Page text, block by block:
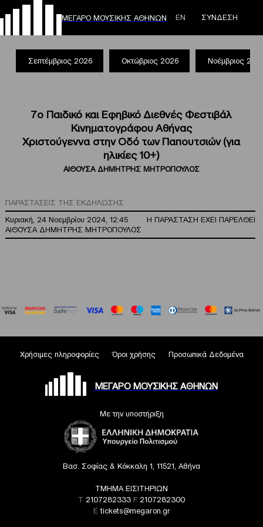
ΜΕΓΑΡΟ ΜΟΥΣΙΚΗΣ ΑΘΗΝΩΝ ΕΝ ΣΥΝΔΕΣΗ
Σεπτέμβριος 2026 Οκτώβριος 2026 Νοέμβριος
7ο Παιδικό και Εφηβικό Διεθνές Φεστιβάλ
Κινηματογράφου Αθήνας
Χριστούγεννα στην Οδό των Παπουτσιών (για
ηλικίες 10+)
ΑΙΘΟΥΣΑ ΔΗΜΗΤΡΗΣ ΜΗΤΡΟΠΟΥΛΟΣ
ΠΑΡΑΣΤΑΣΕΙΣ ΤΗΣ ΕΚΔΗΛΩΣΗΣ
Κυριακή, 24 Νοεμβρίου 2024, 12:45
Η ΠΑΡΑΣΤΑΣΗ ΕΧΕΙ ΠΑΡΕΛΘΕΙ
ΑΙΘΟΥΣΑ ΔΗΜΗΤΡΗΣ ΜΗΤΡΟΠΟΥΛΟΣ
Χρήσιμες πληροφορίες Όροι χρήσης Προσωπικά Δεδομένα
ΜΕΓΑΡΟ ΜΟΥΣΙΚΗΣ ΑΘΗΝΩΝ
Με την υποστήριξη
Βασ. Σοφίας & Κόκκαλη 1, 11521, Αθήνα
ΤΜΗΜΑ ΕΙΣΙΤΗΡΙΩΝ
T 2107282333 F 2107282300
Etickets@megaron.gr